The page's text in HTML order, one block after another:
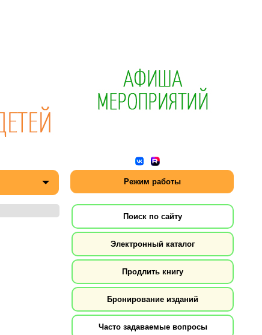
Режим работы
Поиск по сайту
Электронный каталог
Продлить книгу
Бронирование изданий
Часто задаваемые вопросы